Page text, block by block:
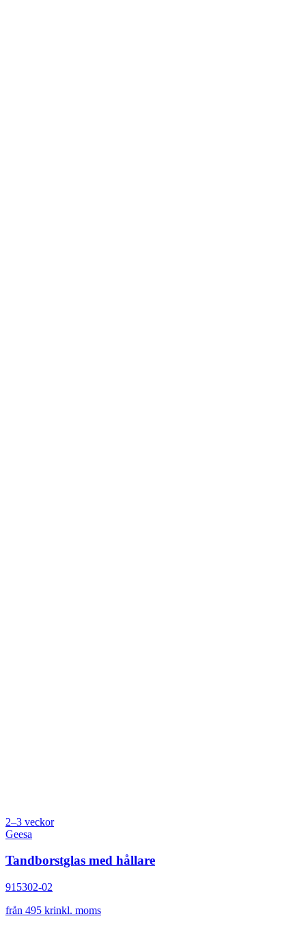
2–3 veckor
Geesa
Tandborstglas med hållare
915302-02
från 495 krinkl. moms